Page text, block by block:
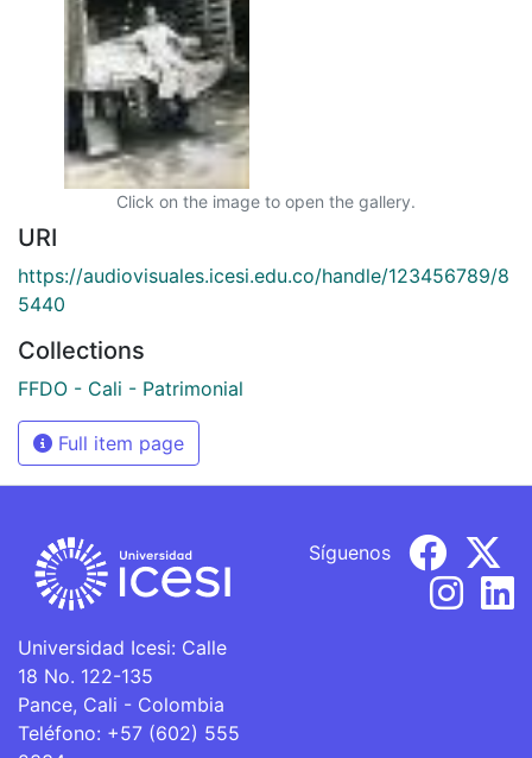
Click on the image to open the gallery.
URI
https://audiovisuales.icesi.edu.co/handle/123456789/8
5440
Collections
FFDO - Cali - Patrimonial
Full item page
Universidad Icesi: Calle
18 No. 122-135
Pance, Cali - Colombia
Teléfono: +57 (602) 555
Síguenos